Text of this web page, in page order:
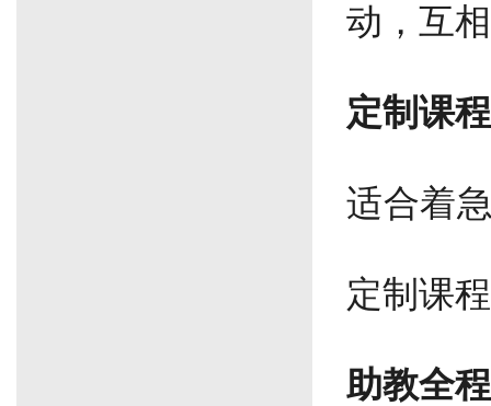
动，互
定制课程
适合着
定制课
助教全